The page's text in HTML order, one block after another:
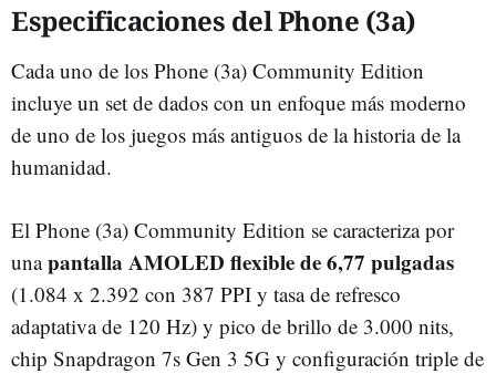
Especificaciones del Phone (3a)
Cada uno de los Phone (3a) Community Edition
incluye un set de dados con un enfoque más moderno
de uno de los juegos más antiguos de la historia de la
humanidad.
El Phone (3a) Community Edition se caracteriza por
unapantalla AMOLED flexible de 6,77 pulgadas
(1.084 x 2.392 con 387 PPI y tasa de refresco
adaptativa de 120 Hz) y pico de brillo de 3.000 nits,
chip Snapdragon 7s Gen 3 5G y configuración triple de